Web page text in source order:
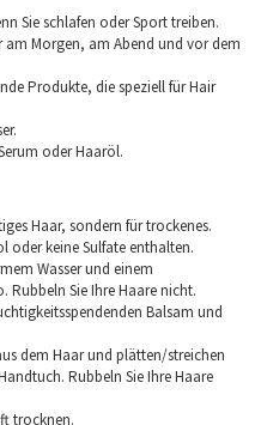
Sie schlafen oder Sport treiben.
am Morgen, am Abend und vor dem
Produkte, die speziell für Hair
oder Haaröl.
Haar, sondern für trockenes.
oder keine Sulfate enthalten.
Wasser und einem
Rubbeln Sie Ihre Haare nicht.
Balsam und
dem Haar und plätten/streichen
Rubbeln Sie Ihre Haare
trocknen.